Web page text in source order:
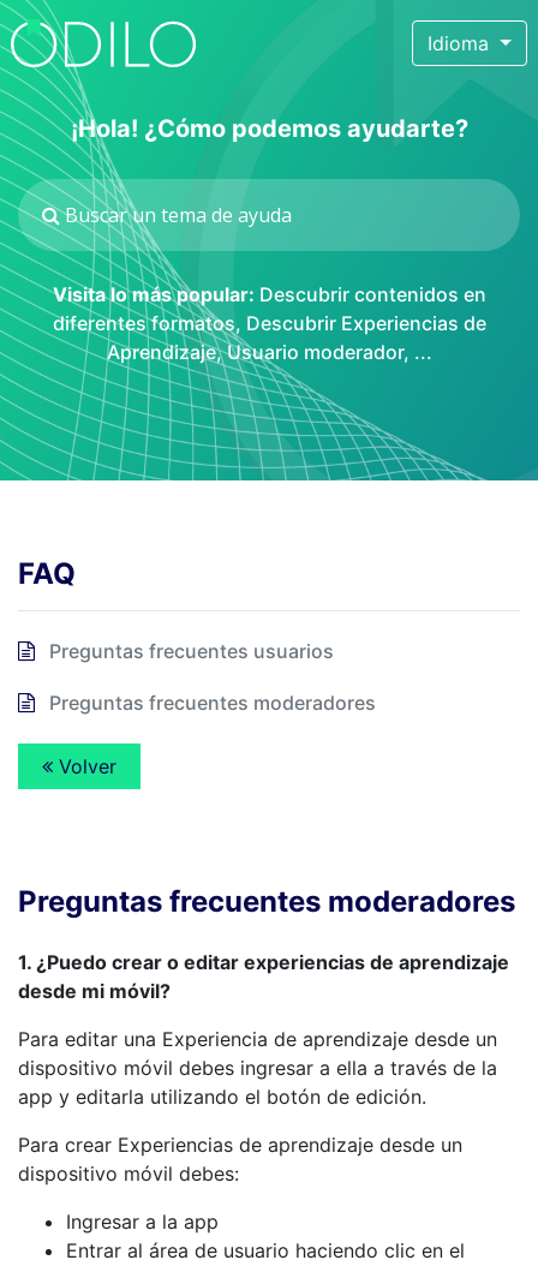
Idioma
¡Hola! ¿Cómo podemos ayudarte?
Visita lo más popular: Descubrir contenidos en
diferentes formatos, Descubrir Experiencias de
Aprendizaje,Usuario moderador, ...
FAQ
Preguntas frecuentes usuarios
Preguntas frecuentes moderadores
Volver
Preguntas frecuentes moderadores
1. ¿Puedo crear o editar experiencias de aprendizaje
desde mi móvil?
Para editar una Experiencia de aprendizaje desde un
dispositivo móvil debes ingresar a ella a través de la
app y editarla utilizando el botón de edición.
Para crear Experiencias de aprendizaje desde un
dispositivo móvil debes:
Ingresar a la app
Entrar al área de usuario haciendo clic en el